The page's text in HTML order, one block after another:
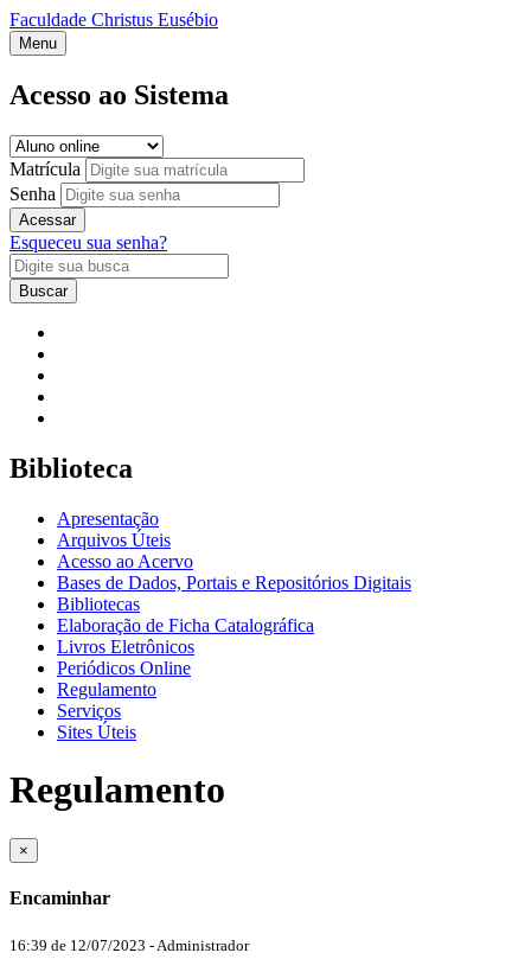
Faculdade Christus Eusébio
Menu
Acesso ao Sistema
Matrícula
Senha
Acessar
Esqueceu sua senha?
Buscar
Biblioteca
Apresentação
Arquivos Úteis
Acesso ao Acervo
Bases de Dados, Portais e Repositórios Digitais
Bibliotecas
Elaboração de Ficha Catalográfica
Livros Eletrônicos
Periódicos Online
Regulamento
Serviços
Sites Úteis
Regulamento
×
Encaminhar
16:39 de 12/07/2023 - Administrador